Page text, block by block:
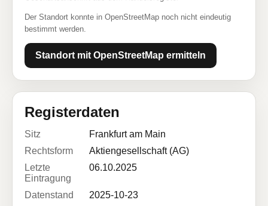
Der Standort konnte in OpenStreetMap noch nicht eindeutig
bestimmt werden.
Standort mit OpenStreetMap ermitteln
Registerdaten
Sitz
Frankfurt am Main
Rechtsform
Aktiengesellschaft (AG)
Letzte
Eintragung
06.10.2025
Datenstand
2025-10-23